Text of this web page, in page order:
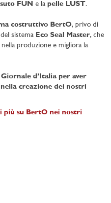
FUN e la pelle LUST.
costruttivo BertO, privo di
sistema Eco Seal Master, che
produzione e migliora la
d’Italia per aver
creazione dei nostri
più su BertO nei nostri